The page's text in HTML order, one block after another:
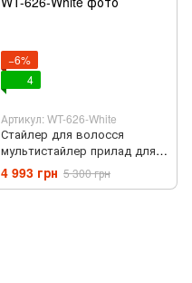
−6%
4
Артикул: WT-626-White
Стайлер для волосся
мультистайлер прилад для
укладання волосся фен-
стайлер 7 в 1 Білий
4 993 грн 5 300 грн